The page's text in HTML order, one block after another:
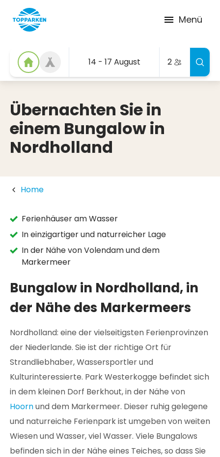
Menü
14 - 17 August 2
Übernachten Sie in
einem Bungalow in
Nordholland
Home
Ferienhäuser am Wasser
In einzigartiger und naturreicher Lage
In der Nähe von Volendam und dem
Markermeer
Bungalow in Nordholland, in
der Nähe des Markermeers
Nordholland: eine der vielseitigsten Ferienprovinzen
der Niederlande. Sie ist der richtige Ort für
Strandliebhaber, Wassersportler und
Kulturinteressierte. Park Westerkogge befindet sich
in dem kleinen Dorf Berkhout, in der Nähe von
Hoornund dem Markermeer. Dieser ruhig gelegene
und naturreiche Ferienpark ist umgeben von weiten
Wiesen und Wasser, viel Wasser. Viele Bungalows
befinden sich in der Nähe eines Teiches, so dass Sie